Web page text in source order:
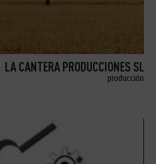
LA CANTERA PRODUCCIONES SL
producción